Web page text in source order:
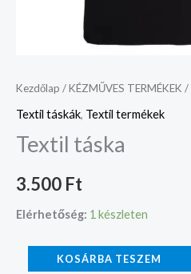
Kezdőlap /KÉZMŰVES TERMÉKEK /
Textil táskák, Textil termékek
Textil táska
3.500 Ft
Elérhetőség: 1 készleten
KOSÁRBA TESZEM